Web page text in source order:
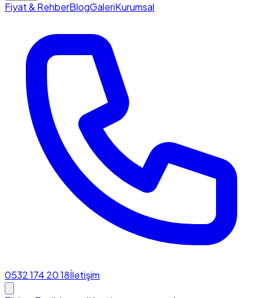
Fiyat & RehberBlogGaleriKurumsal
0532 174 20 18İletişim